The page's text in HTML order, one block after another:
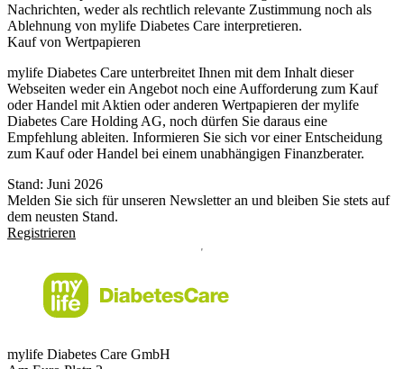
Nachrichten, weder als rechtlich relevante Zustimmung noch als
Ablehnung von mylife Diabetes Care interpretieren.
Kauf von Wertpapieren
mylife Diabetes Care unterbreitet Ihnen mit dem Inhalt dieser
Webseiten weder ein Angebot noch eine Aufforderung zum Kauf
oder Handel mit Aktien oder anderen Wertpapieren der mylife
Diabetes Care Holding AG, noch dürfen Sie daraus eine
Empfehlung ableiten. Informieren Sie sich vor einer Entscheidung
zum Kauf oder Handel bei einem unabhängigen Finanzberater.
Stand: Juni 2026
Melden Sie sich für unseren Newsletter an und bleiben Sie stets auf
dem neusten Stand.
Registrieren
mylife Diabetes Care GmbH